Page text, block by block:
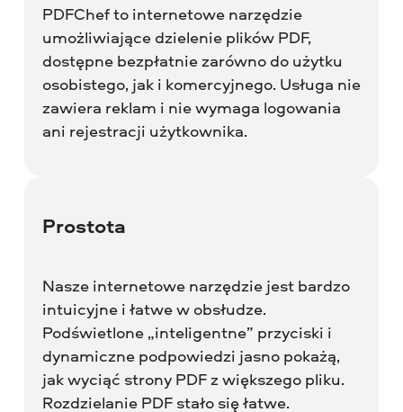
PDFChef to internetowe narzędzie
umożliwiające dzielenie plików PDF,
dostępne bezpłatnie zarówno do użytku
osobistego, jak i komercyjnego. Usługa nie
zawiera reklam i nie wymaga logowania
ani rejestracji użytkownika.
Prostota
Nasze internetowe narzędzie jest bardzo
intuicyjne i łatwe w obsłudze.
Podświetlone „inteligentne” przyciski i
dynamiczne podpowiedzi jasno pokażą,
jak wyciąć strony PDF z większego pliku.
Rozdzielanie PDF stało się łatwe.